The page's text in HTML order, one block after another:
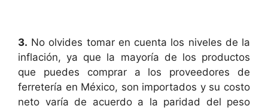
3. No olvides tomar en cuenta los niveles de la
inflación, ya que la mayoría de los productos
que puedes comprar a los proveedores de
ferretería en México, son importados y su costo
neto varía de acuerdo a la paridad del peso